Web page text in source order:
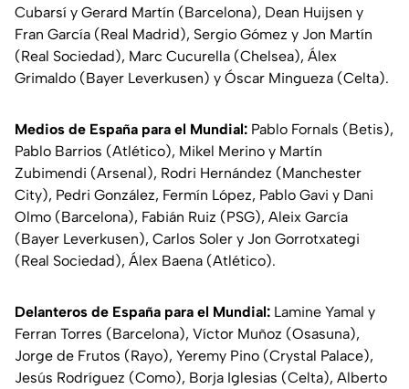
Cubarsí y Gerard Martín (Barcelona), Dean Huijsen y
Fran García (Real Madrid), Sergio Gómez y Jon Martín
(Real Sociedad), Marc Cucurella (Chelsea), Álex
Grimaldo (Bayer Leverkusen) y Óscar Mingueza (Celta).
Medios de España para el Mundial: Pablo Fornals (Betis),
Pablo Barrios (Atlético), Mikel Merino y Martín
Zubimendi (Arsenal), Rodri Hernández (Manchester
City), Pedri González, Fermín López, Pablo Gavi y Dani
Olmo (Barcelona), Fabián Ruiz (PSG), Aleix García
(Bayer Leverkusen), Carlos Soler y Jon Gorrotxategi
(Real Sociedad), Álex Baena (Atlético).
Delanteros de España para el Mundial: Lamine Yamal y
Ferran Torres (Barcelona), Víctor Muñoz (Osasuna),
Jorge de Frutos (Rayo), Yeremy Pino (Crystal Palace),
Jesús Rodríguez (Como), Borja Iglesias (Celta), Alberto